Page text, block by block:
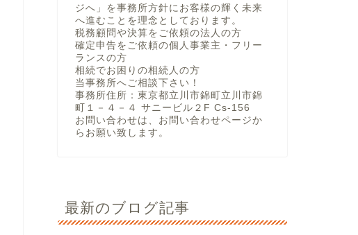
ジへ」を事務所方針にお客様の輝く未来
へ進むことを理念としております。
税務顧問や決算をご依頼の法人の方
確定申告をご依頼の個人事業主・フリー
ランスの方
相続でお困りの相続人の方
当事務所へご相談下さい！
事務所住所：東京都立川市錦町立川市錦
町１－４－４ サニービル２F Cs-156
お問い合わせは、お問い合わせページか
らお願い致します。
最新のブログ記事